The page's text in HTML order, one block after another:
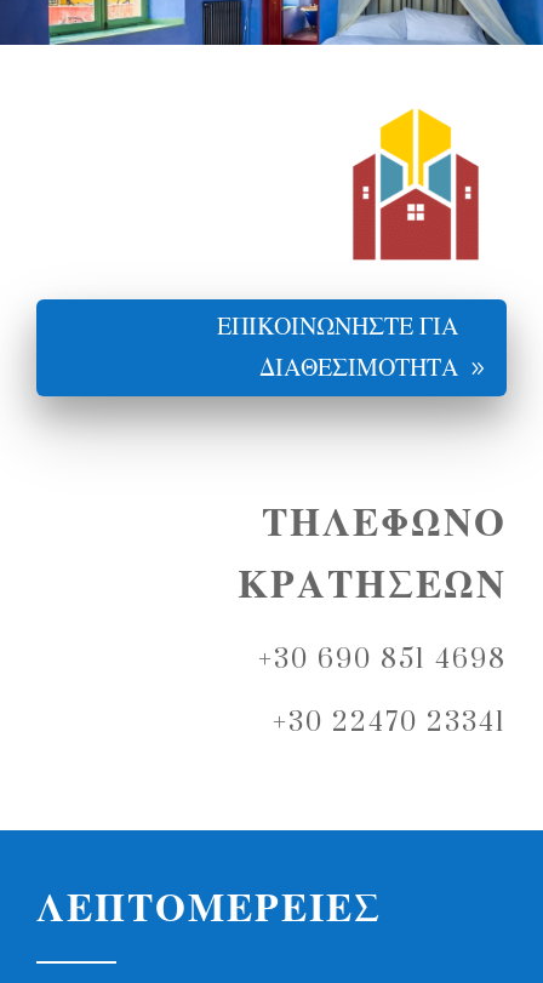
ΕΠΙΚΟΙΝΩΝΗΣΤΕ ΓΙΑ
ΔΙΑΘΕΣΙΜΟΤΗΤΑ
ΤΗΛΕΦΩΝΟ
ΚΡΑΤΗΣΕΩΝ
+30 690 851 4698
+30 22470 23341
ΛΕΠΤΟΜΕΡΕΙΕΣ